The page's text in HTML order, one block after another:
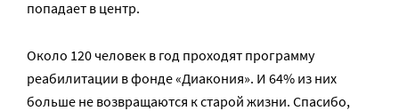
попадает в центр.
Около 120 человек в год проходят программу
реабилитации в фонде «Диакония». И 64% из них
больше не возвращаются к старой жизни. Спасибо,